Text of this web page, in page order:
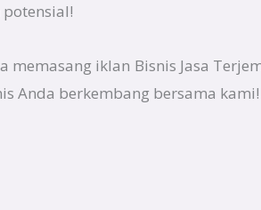
iklan Bisnis Jasa
Anda berkembang bersama kami!